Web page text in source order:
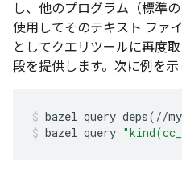
し、他のプログラム（標準
使用してそのテキスト ファ
としてクエリツールに再度
段を提供します。次に例を示
bazel query deps( //
bazel query